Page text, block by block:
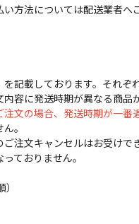
方法については配送業者へ
記載しております。それぞ
容に発送時期が異なる商品
文の場合、発送時期が一番
。
注文キャンセルはお受けで
ておりません。